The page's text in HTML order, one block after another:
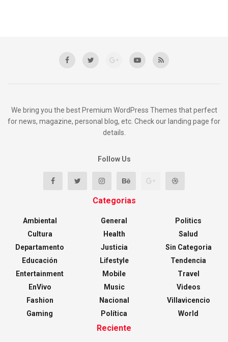
We bring you the best Premium WordPress Themes that perfect
for news, magazine, personal blog, etc. Check our landing page for
details.
Follow Us
Categorias
Ambiental
Cultura
Departamento
Educación
Entertainment
EnVivo
Fashion
Gaming
General
Health
Justicia
Lifestyle
Mobile
Music
Nacional
Política
Politics
Salud
Sin Categoria
Tendencia
Travel
Videos
Villavicencio
World
Reciente